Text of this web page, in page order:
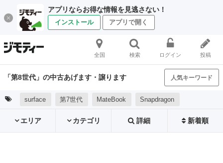
アプリならお得な情報を見逃さない！
インストール アプリで開く
全国 検索 ログイン 投稿
「第8世代」の中古あげます・譲ります 人気キーワード
surface 第7世代 MateBook Snapdragon
エリア カテゴリ 詳細 新着順